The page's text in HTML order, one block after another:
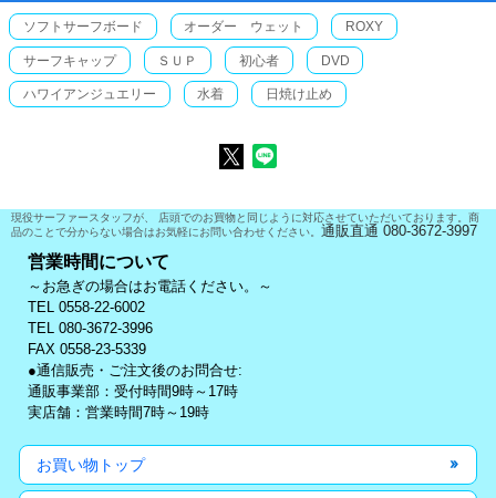
ソフトサーフボード オーダー ウェット ROXY
サーフキャップ ＳＵＰ 初心者 DVD
ハワイアンジュエリー 水着 日焼け止め
現役サーファースタッフが、 店頭でのお買物と同じように対応させていただいております。商
品のことで分からない場合はお気軽にお問い合わせください。 通販直通 080-3672-3997
営業時間について
～お急ぎの場合はお電話ください。～
TEL 0558-22-6002
TEL 080-3672-3996
FAX 0558-23-5339
●通信販売・ご注文後のお問合せ:
通販事業部：受付時間9時～17時
実店舗：営業時間7時～19時
お買い物トップ